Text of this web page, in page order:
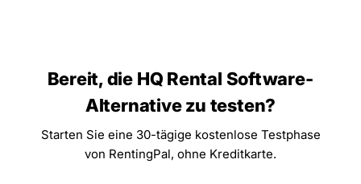
Bereit, die HQ Rental Software-
Alternative zu testen?
Starten Sie eine 30-tägige kostenlose Testphase
von RentingPal, ohne Kreditkarte.